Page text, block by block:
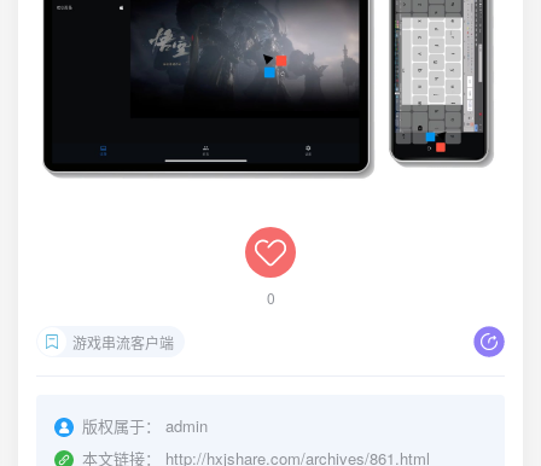
0
游戏串流客户端
版权属于：
admin
本文链接：
http://hxjshare.com/archives/861.html